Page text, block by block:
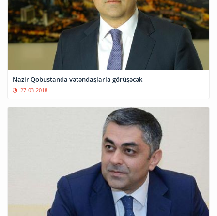
Nazir Qobustanda vətəndaşlarla görüşəcək
27-03-2018